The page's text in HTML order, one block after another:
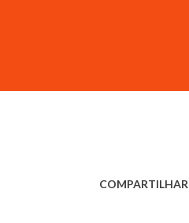
COMPARTILHAR